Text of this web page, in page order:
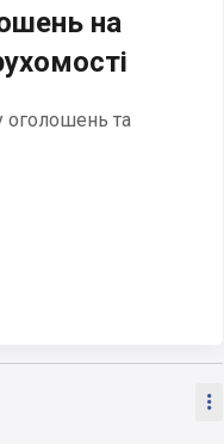

на
оголошень та